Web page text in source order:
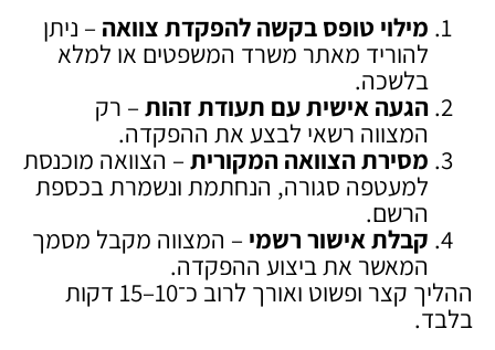
מילוי טופס בקשה להפקדת צוואה – ניתן
להוריד מאתר משרד המשפטים או למלא
בלשכה.
הגעה אישית עם תעודת זהות – רק
המצווה רשאי לבצע את ההפקדה.
מסירת הצוואה המקורית – הצוואה מוכנסת
למעטפה סגורה, הנחתמת ונשמרת בכספת
הרשם.
קבלת אישור רשמי – המצווה מקבל מסמך
המאשר את ביצוע ההפקדה.
ההליך קצר ופשוט ואורך לרוב כ־10–15 דקות
בלבד.